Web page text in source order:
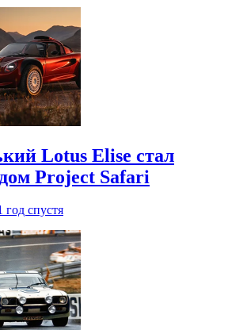
Lotus Elise стал
Project Safari
год спустя